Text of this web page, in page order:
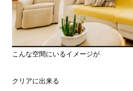
こんな空間にいるイメージが
クリアに出来る